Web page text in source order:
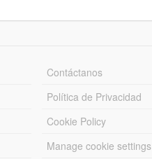
Contáctanos
Política de Privacidad
Cookie Policy
Manage cookie settings